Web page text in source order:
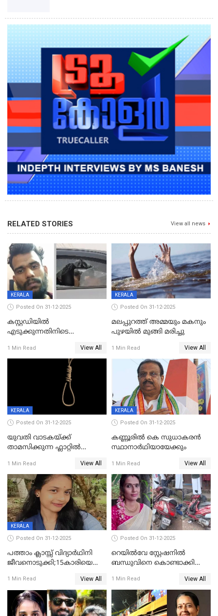
RELATED STORIES View all news
KERALA
Posted On 31-12-2025
കസ്റ്റഡിയിൽ
എടുക്കുന്നതിനിടെ
വധശ്രമക്കേസ് പ്രതി പിടിയിൽ
1 Min Read View All
KERALA
Posted On 31-12-2025
മലപ്പുറത്ത് അമ്മയും മകനും
പുഴയിൽ മുങ്ങി മരിച്ചു
1 Min Read View All
KERALA
Posted On 31-12-2025
യുവതി വാടകയ്ക്ക്
താമസിക്കുന്ന ഫ്ലാറ്റില്‍
സംഭവം കൈതപ്പൊയിലില്‍
1 Min Read View All
KERALA
Posted On 31-12-2025
കണ്ണൂരിൽ കെ സുധാകരൻ
സ്ഥാനാർഥിയായേക്കും
1 Min Read View All
KERALA
Posted On 31-12-2025
പത്താം ക്ലാസ്സ് വിദ്യാര്‍ഥിനി
ജീവനൊടുക്കി;15കാരിയെ
കിടപ്പുമുറിയില്‍ തൂങ്ങി മരിച്ച
നിലയിൽ
1 Min Read View All
Posted On 31-12-2025
റെയിൽവേ സ്റ്റേഷനിൽ
ബന്ധുവിനെ കൊണ്ടാക്കി
ലോറി സ്കൂട്ടറിൽ ഇടിച്ചു :
യുവതിക്ക് ദാരുണാന്ത്യം
1 Min Read View All